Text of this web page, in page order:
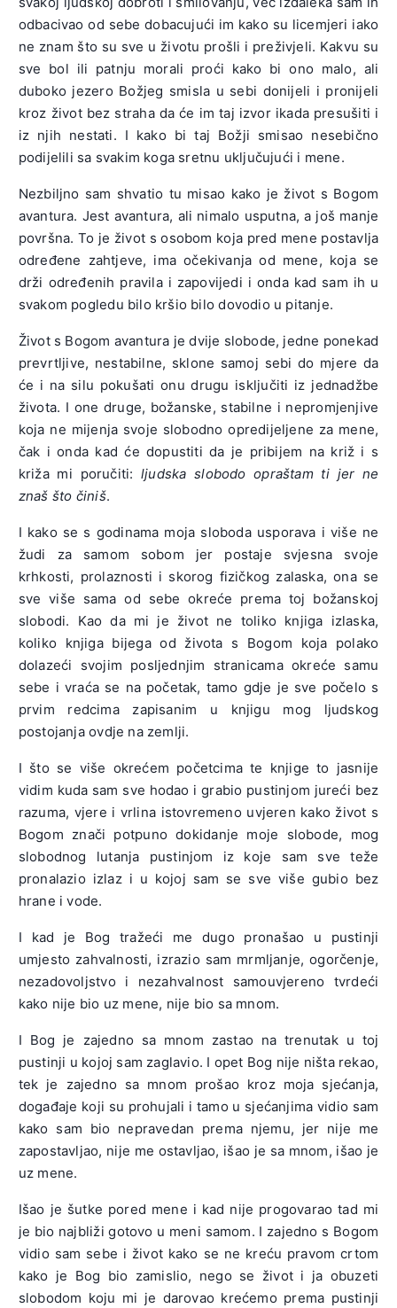
odbacivao od sebe dobacujući im kako su licemjeri iako
ne znam što su sve u životu prošli i preživjeli. Kakvu su
sve bol ili patnju morali proći kako bi ono malo, ali
duboko jezero Božjeg smisla u sebi donijeli i pronijeli
kroz život bez straha da će im taj izvor ikada presušiti i
iz njih nestati. I kako bi taj Božji smisao nesebično
podijelili sa svakim koga sretnu uključujući i mene.
Nezbiljno sam shvatio tu misao kako je život s Bogom
avantura. Jest avantura, ali nimalo usputna, a još manje
površna. To je život s osobom koja pred mene postavlja
određene zahtjeve, ima očekivanja od mene, koja se
drži određenih pravila i zapovijedi i onda kad sam ih u
svakom pogledu bilo kršio bilo dovodio u pitanje.
Život s Bogom avantura je dvije slobode, jedne ponekad
prevrtljive, nestabilne, sklone samoj sebi do mjere da
će i na silu pokušati onu drugu isključiti iz jednadžbe
života. I one druge, božanske, stabilne i nepromjenjive
koja ne mijenja svoje slobodno opredijeljene za mene,
čak i onda kad će dopustiti da je pribijem na križ i s
križa mi poručiti:ljudska slobodo opraštam ti jer ne
znaš što činiš.
I kako se s godinama moja sloboda usporava i više ne
žudi za samom sobom jer postaje svjesna svoje
krhkosti, prolaznosti i skorog fizičkog zalaska, ona se
sve više sama od sebe okreće prema toj božanskoj
slobodi. Kao da mi je život ne toliko knjiga izlaska,
koliko knjiga bijega od života s Bogom koja polako
dolazeći svojim posljednjim stranicama okreće samu
sebe i vraća se na početak, tamo gdje je sve počelo s
prvim redcima zapisanim u knjigu mog ljudskog
postojanja ovdje na zemlji.
I što se više okrećem početcima te knjige to jasnije
vidim kuda sam sve hodao i grabio pustinjom jureći bez
razuma, vjere i vrlina istovremeno uvjeren kako život s
Bogom znači potpuno dokidanje moje slobode, mog
slobodnog lutanja pustinjom iz koje sam sve teže
pronalazio izlaz i u kojoj sam se sve više gubio bez
hrane i vode.
I kad je Bog tražeći me dugo pronašao u pustinji
umjesto zahvalnosti, izrazio sam mrmljanje, ogorčenje,
nezadovoljstvo i nezahvalnost samouvjereno tvrdeći
kako nije bio uz mene, nije bio sa mnom.
I Bog je zajedno sa mnom zastao na trenutak u toj
pustinji u kojoj sam zaglavio. I opet Bog nije ništa rekao,
tek je zajedno sa mnom prošao kroz moja sjećanja,
događaje koji su prohujali i tamo u sjećanjima vidio sam
kako sam bio nepravedan prema njemu, jer nije me
zapostavljao, nije me ostavljao, išao je sa mnom, išao je
uz mene.
Išao je šutke pored mene i kad nije progovarao tad mi
je bio najbliži gotovo u meni samom. I zajedno s Bogom
vidio sam sebe i život kako se ne kreću pravom crtom
kako je Bog bio zamislio, nego se život i ja obuzeti
slobodom koju mi je darovao krećemo prema pustinji